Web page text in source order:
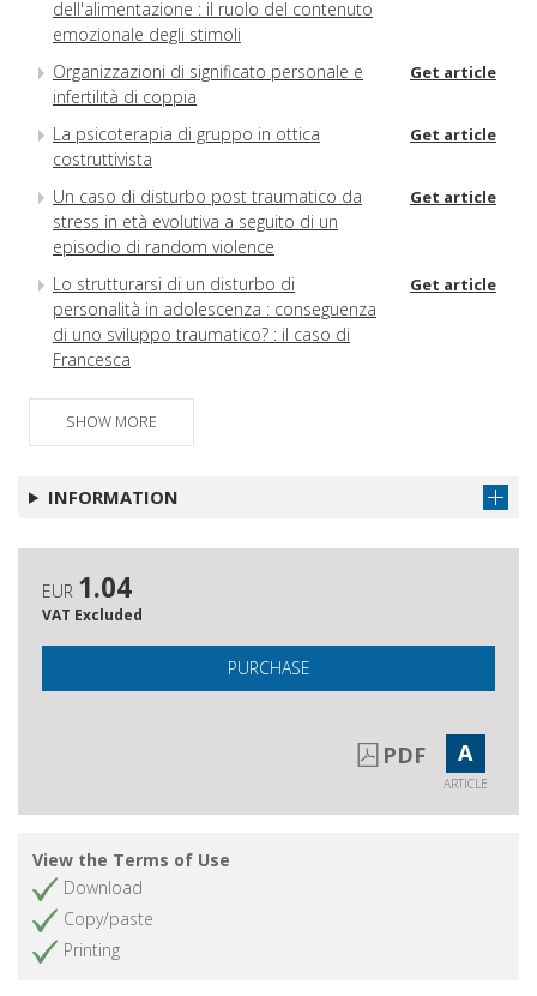
dell'alimentazione : il ruolo del contenuto
emozionale degli stimoli
Organizzazioni di significato personale e
infertilità di coppia
Get article
La psicoterapia di gruppo in ottica
costruttivista
Get article
Un caso di disturbo post traumatico da
stress in età evolutiva a seguito di un
episodio di random violence
Get article
Lo strutturarsi di un disturbo di
personalità in adolescenza : conseguenza
di uno sviluppo traumatico? : il caso di
Francesca
Get article
Disturbo da stress post traumatico
complesso e personalità evitante : un caso
di abuso sessuale
Get article
SHOW MORE
INFORMATION
EUR 1.04
VAT Excluded
PURCHASE
PDF A
ARTICLE
View the Terms of Use
Download
Copy/paste
Printing